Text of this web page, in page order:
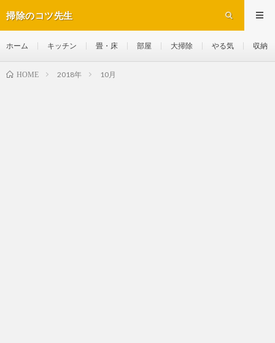
掃除のコツ先生
ホーム キッチン 畳・床 部屋 大掃除 やる気 収納
HOME 2018年 10月